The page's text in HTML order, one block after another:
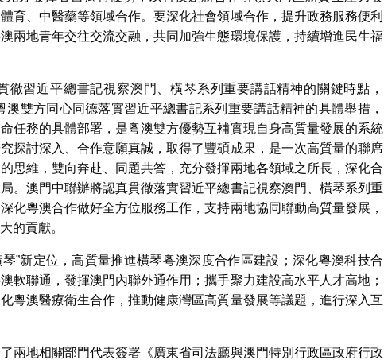
育、中醫藥等領域合作。要深化社會領域合作，提升政務服務便利
兩地青年交往交流交融，共同加強生態環境保護，持續增進民生福
徹習近平總書記視察澳門、橫琴系列重要講話精神的關鍵時點，
雙方同心同德落實習近平總書記系列重要講話精神的具體舉措，
任務的具體部署，是粵澳雙方優勢互補實現自身高質量發展的系統
探討深入、合作意願真誠，取得了豐碩成果，是一次高質量的聯席
思維，雙向奔赴、同題共答，充分發揮兩地各領域之所長，深化合
。澳門中聯辦將認真貫徹落實習近平總書記視察澳門、橫琴系列重
化粵澳合作做好全方位服務工作，支持兩地協同聯動高質量發展，
的貢獻。
”新定位，高質量推進橫琴粵澳深度合作區建設；深化粵澳科技合
軟聯通，發揮澳門內聯外通作用；攜手聚力建設高水平人才高地；
粵澳醫療衛生合作，推動健康灣區高質量發展等議題，進行深入互
兩地相關部門代表簽署《廣東省司法廳與澳門特別行政區政府行政